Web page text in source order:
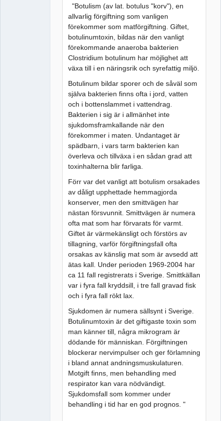
"Botulism (av lat. botulus "korv"), en
allvarlig förgiftning som vanligen
förekommer som matförgiftning. Giftet,
botulinumtoxin, bildas när den vanligt
förekommande anaeroba bakterien
Clostridium botulinum har möjlighet att
växa till i en näringsrik och syrefattig miljö.
Botulinum bildar sporer och de såväl som
själva bakterien finns ofta i jord, vatten
och i bottenslammet i vattendrag.
Bakterien i sig är i allmänhet inte
sjukdomsframkallande när den
förekommer i maten. Undantaget är
spädbarn, i vars tarm bakterien kan
överleva och tillväxa i en sådan grad att
toxinhalterna blir farliga.
Förr var det vanligt att botulism orsakades
av dåligt upphettade hemmagjorda
konserver, men den smittvägen har
nästan försvunnit. Smittvägen är numera
ofta mat som har förvarats för varmt.
Giftet är värmekänsligt och förstörs av
tillagning, varför förgiftningsfall ofta
orsakas av känslig mat som är avsedd att
ätas kall. Under perioden 1969-2004 har
ca 11 fall registrerats i Sverige. Smittkällan
var i fyra fall kryddsill, i tre fall gravad fisk
och i fyra fall rökt lax.
Sjukdomen är numera sällsynt i Sverige.
Botulinumtoxin är det giftigaste toxin som
man känner till, några mikrogram är
dödande för människan. Förgiftningen
blockerar nervimpulser och ger förlamning
i bland annat andningsmuskulaturen.
Motgift finns, men behandling med
respirator kan vara nödvändigt.
Sjukdomsfall som kommer under
behandling i tid har en god prognos. "